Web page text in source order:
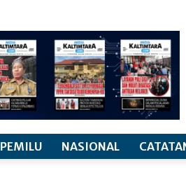
PEMILU NASIONAL